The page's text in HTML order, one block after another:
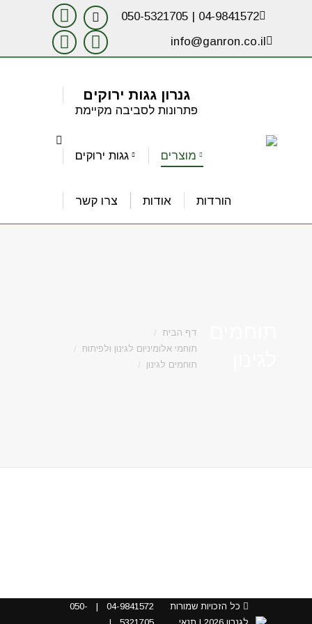
04-9841572
|
050-5321705
info@ganron.co.il
Website
page
opens
in
window
YouTube
page
window
Instagram
opens
new
Facebook
opens
new
גנרון גגות ירוקים
פתרונות לסביבה מקיימת
מוצרים גגות ירוקים
הורדות אודות צרו קשר
Search:
דף הבית
תוחמי אלומיניום לגינון ולפיתוח
תוחמים לגינון
כל הזכויות שמורות
לגנרון 2026 |
תנאי
04-9841572
|
050-
5321705
|